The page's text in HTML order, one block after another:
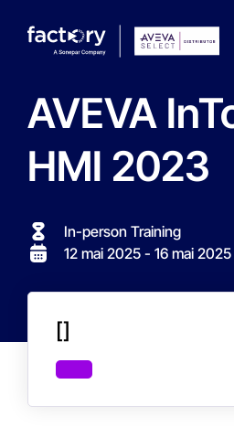
AVEVA
HMI 2023
In-person Training
12 mai 2025 - 16 mai 2025
[]